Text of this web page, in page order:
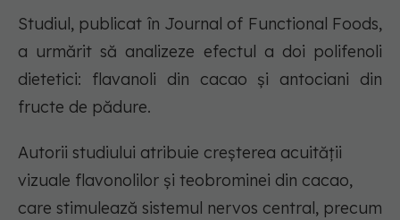
Studiul, publicat în Journal of Functional Foods,
a urmărit să analizeze efectul a doi polifenoli
dietetici: flavanoli din cacao și antociani din
fructe de pădure.
Autorii studiului atribuie creșterea acuității
vizuale flavonolilor și teobrominei din cacao,
care stimulează sistemul nervos central, precum